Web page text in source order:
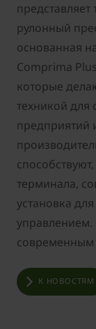
рулонный
основанная
Comprima
которые
техникой для
предприятий
терминала,
установка
К НОВОСТЯМ